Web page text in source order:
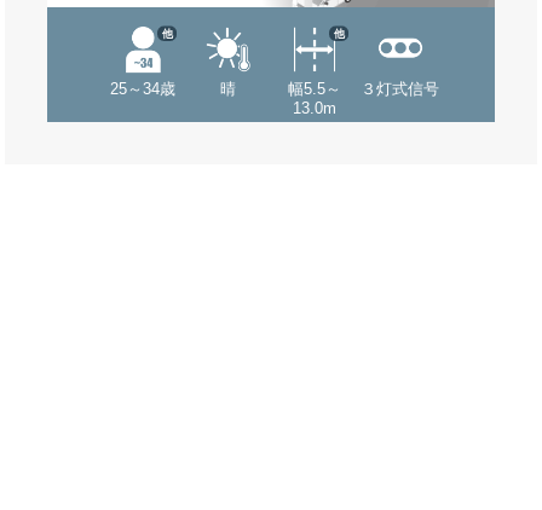
25～34歳
他
晴
幅5.5～
13.0m
他
３灯式信号